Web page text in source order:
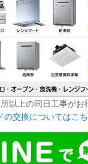
以上の同日工事がお
の交換についてはこ